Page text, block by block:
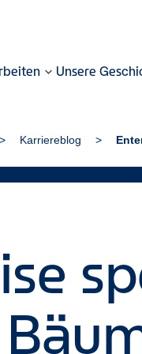
Unsere
Karriereblog